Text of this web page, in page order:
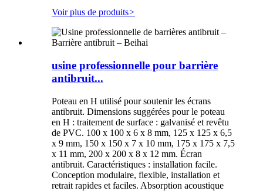
Voir plus de produits>
usine professionnelle pour barrière
antibruit...
Poteau en H utilisé pour soutenir les écrans
antibruit. Dimensions suggérées pour le poteau
en H : traitement de surface : galvanisé et revêtu
de PVC. 100 x 100 x 6 x 8 mm, 125 x 125 x 6,5
x 9 mm, 150 x 150 x 7 x 10 mm, 175 x 175 x 7,5
x 11 mm, 200 x 200 x 8 x 12 mm. Écran
antibruit. Caractéristiques : installation facile.
Conception modulaire, flexible, installation et
retrait rapides et faciles. Absorption acoustique